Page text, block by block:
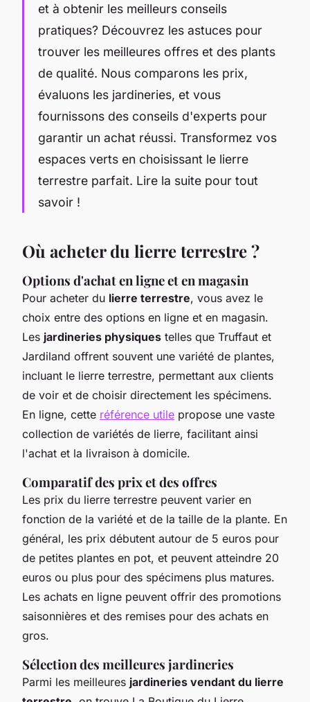
et à obtenir les meilleurs conseils
pratiques? Découvrez les astuces pour
trouver les meilleures offres et des plants
de qualité. Nous comparons les prix,
évaluons les jardineries, et vous
fournissons des conseils d'experts pour
garantir un achat réussi. Transformez vos
espaces verts en choisissant le lierre
terrestre parfait. Lire la suite pour tout
savoir !
Où acheter du lierre terrestre ?
Options d'achat en ligne et en magasin
Pour acheter du lierre terrestre, vous avez le
choix entre des options en ligne et en magasin.
Les jardineries physiques telles que Truffaut et
Jardiland offrent souvent une variété de plantes,
incluant le lierre terrestre, permettant aux clients
de voir et de choisir directement les spécimens.
En ligne, cette référence utile propose une vaste
collection de variétés de lierre, facilitant ainsi
l'achat et la livraison à domicile.
Comparatif des prix et des offres
Les prix du lierre terrestre peuvent varier en
fonction de la variété et de la taille de la plante. En
général, les prix débutent autour de 5 euros pour
de petites plantes en pot, et peuvent atteindre 20
euros ou plus pour des spécimens plus matures.
Les achats en ligne peuvent offrir des promotions
saisonnières et des remises pour des achats en
gros.
Sélection des meilleures jardineries
Parmi les meilleures jardineries vendant du lierre